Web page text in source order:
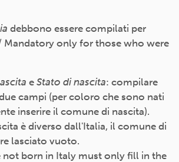
debbono essere compilati per
Mandatory only for those who were
e Stato di nascita: compilare
campi (per coloro che sono nati
inserire il comune di nascita).
è diverso dall'Italia, il comune di
lasciato vuoto.
not born in Italy must only fill in the